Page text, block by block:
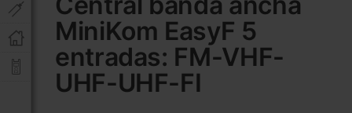
MiniKom EasyF 5
entradas: FM-VHF-
UHF-UHF-FI
comienzo
de
la
galería
de
imágenes